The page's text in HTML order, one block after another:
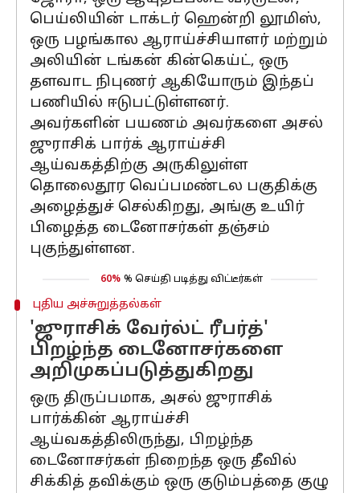
பெய்லியின் டாக்டர் ஹென்றி லூமிஸ்,
ஒரு பழங்கால ஆராய்ச்சியாளர் மற்றும்
அலியின் டங்கன் கின்கெய்ட், ஒரு
தளவாட நிபுணர் ஆகியோரும் இந்தப்
பணியில் ஈடுபட்டுள்ளனர்.
அவர்களின் பயணம் அவர்களை அசல்
ஜுராசிக் பார்க் ஆராய்ச்சி
ஆய்வகத்திற்கு அருகிலுள்ள
தொலைதூர வெப்பமண்டல பகுதிக்கு
அழைத்துச் செல்கிறது, அங்கு உயிர்
பிழைத்த டைனோசர்கள் தஞ்சம்
புகுந்துள்ளன.
60% % செய்தி படித்து விட்டீர்கள்
புதிய அச்சுறுத்தல்கள்
'ஜுராசிக் வேர்ல்ட் ரீபர்த்'
பிறழ்ந்த டைனோசர்களை
அறிமுகப்படுத்துகிறது
ஒரு திருப்பமாக, அசல் ஜுராசிக்
பார்க்கின் ஆராய்ச்சி
ஆய்வகத்திலிருந்து, பிறழ்ந்த
டைனோசர்கள் நிறைந்த ஒரு தீவில்
சிக்கித் தவிக்கும் ஒரு குடும்பத்தை குழு